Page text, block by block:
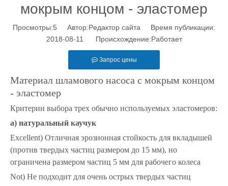
мокрым концом - эластомер
Просмотры:5 Автор:Pедактор сайта Время публикации:
2018-08-11 Происхождение:Работает
Запрос цены
Материал шламового насоса с мокрым концом
- эластомер
Критерии выбора трех обычно используемых эластомеров:
а) натуральный каучук
Excellent) Отличная эрозионная стойкость для вкладышей
(против твердых частиц размером до 15 мм), но
ограничена размером частиц 5 мм для рабочего колеса
Not) Не подходит для очень острых твердых частиц